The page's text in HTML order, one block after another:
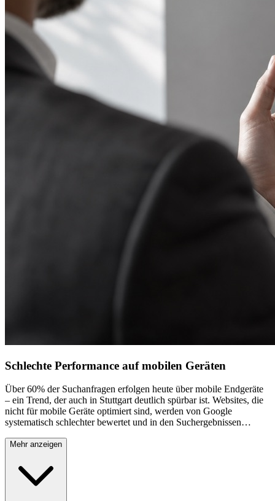
Schlechte Performance auf mobilen Geräten
Über 60% der Suchanfragen erfolgen heute über mobile Endgeräte
– ein Trend, der auch in Stuttgart deutlich spürbar ist. Websites, die
nicht für mobile Geräte optimiert sind, werden von Google
systematisch schlechter bewertet und in den Suchergebnissen
bedienbare Navigation auf Smartphones und Tablets führen nicht
Umsatzverlusten. Eine professionelle Mobile-SEO-Optimierung ist
heute unverzichtbar für den digitalen Erfolg in der Stuttgarter
Geschäftswelt.
Mehr anzeigen